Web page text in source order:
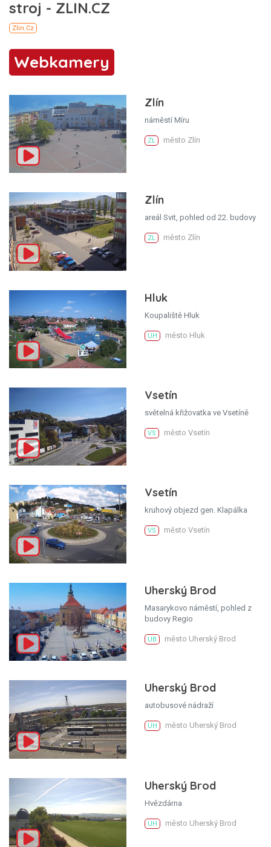
Webkamery
Zlín
náměstí Míru
ZL město Zlín
Zlín
areál Svit, pohled od 22. budovy
ZL město Zlín
Hluk
Koupaliště Hluk
UH město Hluk
Vsetín
světelná křižovatka ve Vsetíně
VS město Vsetín
Vsetín
kruhový objezd gen. Klapálka
VS město Vsetín
Uherský Brod
Masarykovo náměstí, pohled z
budovy Regio
UB město Uherský Brod
Uherský Brod
autobusové nádraží
UH město Uherský Brod
Uherský Brod
Hvězdárna
UH město Uherský Brod